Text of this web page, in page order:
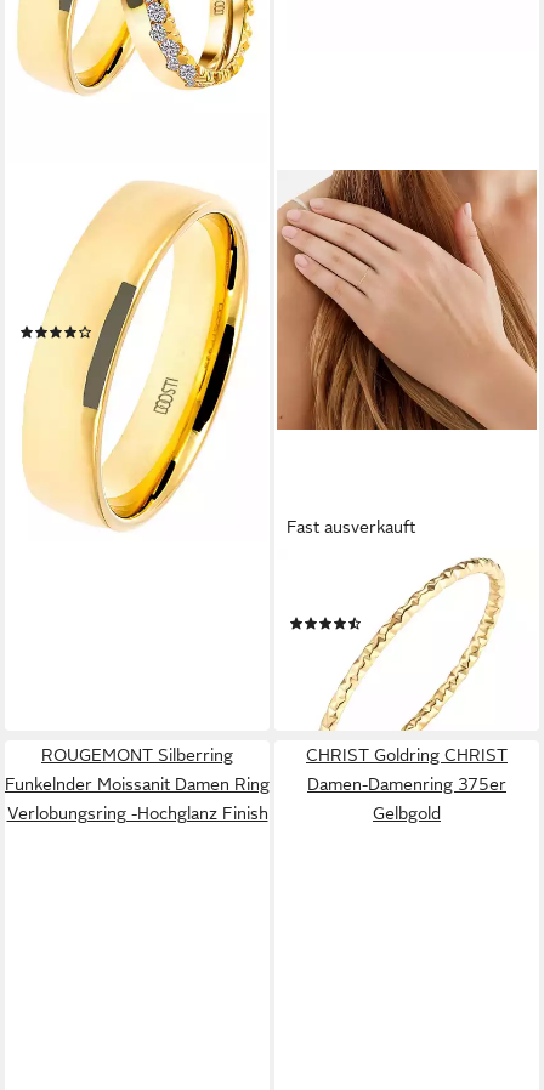
Trauring Schmuck Geschenk
Silber 925 Trauring Ehering
Partnerring LIEBE, wahlweise
mit oder ohne Zirkonia
(47)
ab 88,92 € UVP 99,90 €
-11%
lieferbar - in 1-2 Werktagen bei dir
Fast ausverkauft
Fingerring ES2004 (1-tlg)
(3)
UVP49,95 €
lieferbar - in 1-2 Werktagen bei dir
ROUGEMONT Silberring
Funkelnder Moissanit Damen Ring
Verlobungsring -Hochglanz Finish
CHRIST Goldring CHRIST
Damen-Damenring 375er
Gelbgold